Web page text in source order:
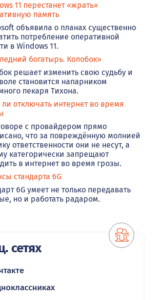
11 перестанет «жрать»
память
объявила о планах существенно
потребление оперативной
в Windows 11.
богатырь. Колобок»
решает изменить свою судьбу и
становится напарником
пекаря Тихона.
отключать интернет во время
с провайдером прямо
что за повреждённую молнией
ответственности они не несут, а
категорически запрещают
в интернет во время грозы.
стандарта 6G
6G умеет не только передавать
но и работать радаром.
сетях